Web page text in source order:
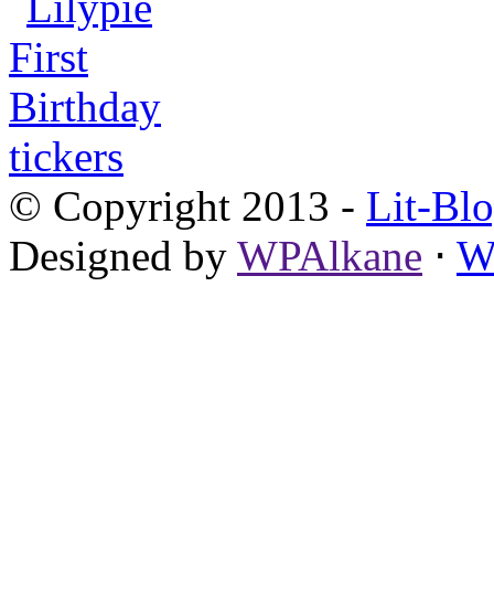
© Copyright 2013 - Lit-
Designed by WPAlkane ⋅